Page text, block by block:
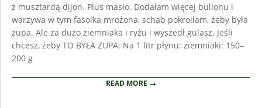
z musztardą dijon. Plus masło. Dodałam więcej bulionu i
warzywa w tym fasolka mrożona, schab pokroiłam, żeby była
zupa. Ale za dużo ziemniaka i ryżu i wyszedł gulasz. Jeśli
chcesz, żeby TO BYŁA ZUPA: Na 1 litr płynu: ziemniaki: 150–
200 g
READ MORE →